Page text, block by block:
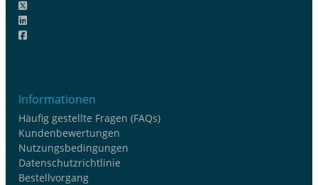
Informationen
Häufig gestellte Fragen (FAQs)
Kundenbewertungen
Nutzungsbedingungen
Datenschutzrichtlinie
Bestellvorgang